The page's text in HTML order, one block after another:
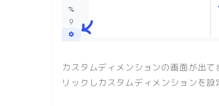
カスタムディメンションの画面が出
リックしカスタムディメンションを設